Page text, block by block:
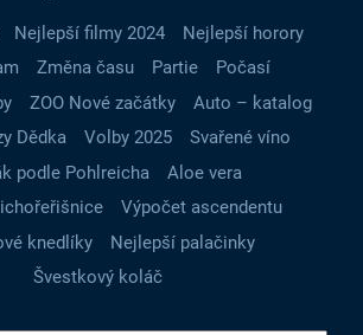
Nejlepší filmy 2024
Nejlepší horory
Změna času Partie
Počasí
ZOO Nové začátky
Auto – katalog
Dědka
Volby 2025
Svařené víno
podle Pohlreicha
Aloe vera
Výpočet ascendentu
knedlíky
Nejlepší palačinky
Švestkový koláč